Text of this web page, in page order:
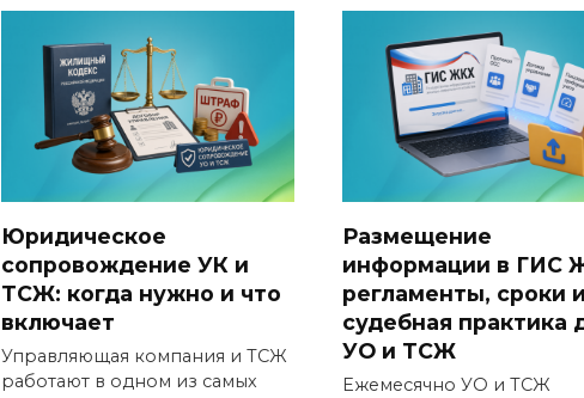
Юридическое
сопровождение УК и
ТСЖ: когда нужно и что
включает
Управляющая компания и ТСЖ
работают в одном из самых
Размещение
информации в ГИС
регламенты, сроки и
судебная практика
УО и ТСЖ
Ежемесячно УО и ТСЖ